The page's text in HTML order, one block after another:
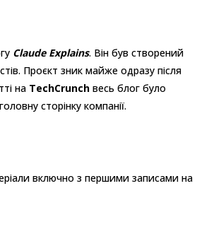
Claude Explains. Він був створений
Проєкт зник майже одразу після
на TechCrunch весь блог було
сторінку компанії.
включно з першими записами на